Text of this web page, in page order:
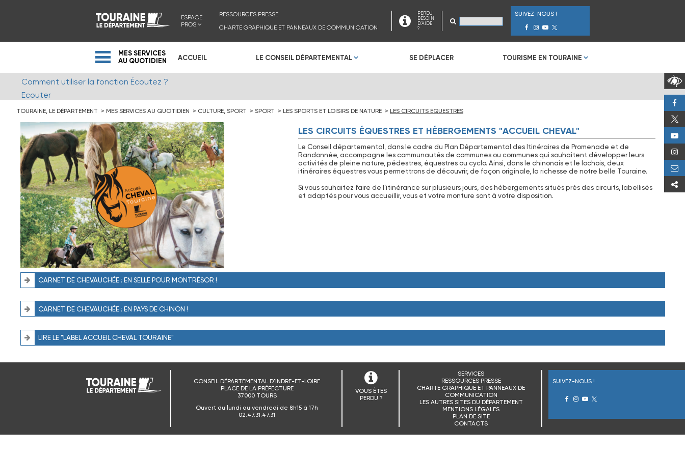
ESPACE
PROS
RESSOURCES PRESSE
CHARTE GRAPHIQUE ET PANNEAUX DE COMMUNICATION
PERDU
BESOIN
D'AIDE
?
SUIVEZ-NOUS !
MES SERVICES
AU QUOTIDIEN
ACCUEIL LE CONSEIL DÉPARTEMENTAL SE DÉPLACER TOURISME EN TOURAINE
Comment utiliser la fonction Écoutez ?
Ecouter
TOURAINE, LE DÉPARTEMENT MES SERVICES AU QUOTIDIEN CULTURE, SPORT SPORT LES SPORTS ET LOISIRS DE NATURE LES CIRCUITS ÉQUESTRES
LES CIRCUITS ÉQUESTRES ET HÉBERGEMENTS "ACCUEIL CHEVAL"
Le Conseil départemental, dans le cadre du Plan Départemental des Itinéraires de Promenade et de
Randonnée, accompagne les communautés de communes ou communes qui souhaitent développer leurs
activités de pleine nature, pédestres, équestres ou cyclo. Ainsi, dans le chinonais et le lochois, deux
itinéraires équestres vous permettrons de découvrir, de façon originale, la richesse de notre belle Touraine.
Si vous souhaitez faire de l’itinérance sur plusieurs jours, des hébergements situés près des circuits, labellisés
et adaptés pour vous accueillir, vous et votre monture sont à votre disposition.
CARNET DE CHEVAUCHÉE : EN SELLE POUR MONTRÉSOR !
CARNET DE CHEVAUCHÉE : EN PAYS DE CHINON !
LIRE LE "LABEL ACCUEIL CHEVAL TOURAINE"
CONSEIL DÉPARTEMENTAL D'INDRE-ET-LOIRE
PLACE DE LA PRÉFECTURE
37000 TOURS
Ouvert du lundi au vendredi de 8h15 à 17h
02.47.31.47.31
VOUS ÊTES
PERDU ?
SERVICES
RESSOURCES PRESSE
CHARTE GRAPHIQUE ET PANNEAUX DE
COMMUNICATION
LES AUTRES SITES DU DÉPARTEMENT
MENTIONS LÉGALES
PLAN DE SITE
CONTACTS
SUIVEZ-NOUS !